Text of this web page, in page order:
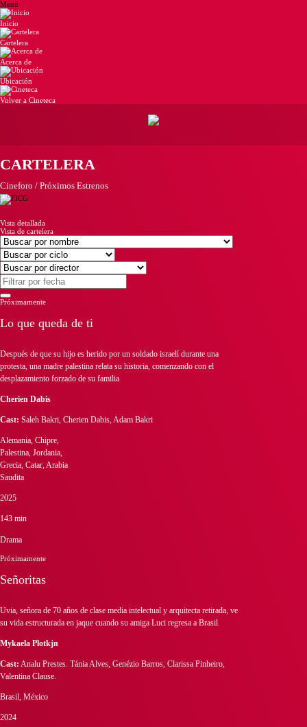
Menú
Inicio
Cartelera
Acerca de
Ubicación
Volver a Cineteca
CARTELERA
Cineforo / Próximos Estrenos
Vista detallada
Vista de cartelera
Próximamente
Lo que queda de ti
Después de que su hijo es herido por un soldado israelí durante una
protesta, una madre palestina relata su historia, comenzando con el
desplazamiento forzado de su familia
Cherien Dabis
Cast: Saleh Bakri, Cherien Dabis, Adam Bakri
Alemania, Chipre,
Palestina, Jordania,
Grecia, Catar, Arabia
Saudita
2025
143 min
Drama
Próximamente
Señoritas
Uvia, señora de 70 años de clase media intelectual y arquitecta retirada, ve
su vida estructurada en jaque cuando su amiga Luci regresa a Brasil.
Mykaela Plotkjn
Cast: Analu Prestes. Tánia Alves, Genézio Barros, Clarissa Pinheiro,
Valentina Clause.
Brasil, México
2024